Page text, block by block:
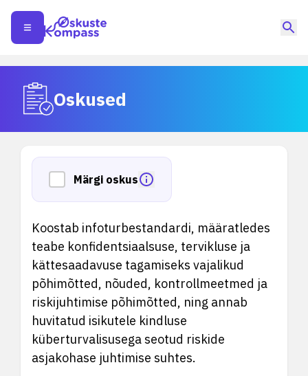
Oskused
Märgi oskus
Koostab infoturbestandardi, määratledes
teabe konfidentsiaalsuse, tervikluse ja
kättesaadavuse tagamiseks vajalikud
põhimõtted, nõuded, kontrollmeetmed ja
riskijuhtimise põhimõtted, ning annab
huvitatud isikutele kindluse
küberturvalisusega seotud riskide
asjakohase juhtimise suhtes.